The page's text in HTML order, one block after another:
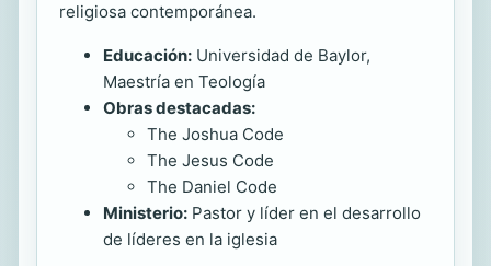
religiosa contemporánea.
Educación: Universidad de Baylor,
Maestría en Teología
Obras destacadas:
The Joshua Code
The Jesus Code
The Daniel Code
Ministerio: Pastor y líder en el desarrollo
de líderes en la iglesia